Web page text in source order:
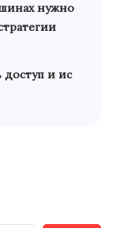
нужно
доступ и ис